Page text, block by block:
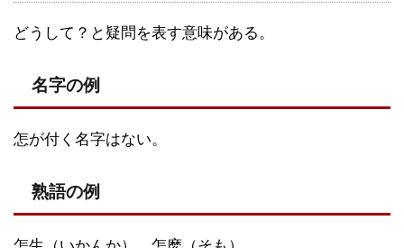
どうして？と疑問を表す意味がある。
名字の例
怎が付く名字はない。
熟語の例